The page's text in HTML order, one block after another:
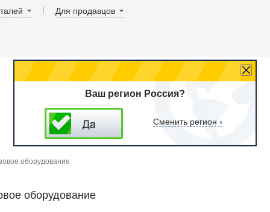
Для продавцов
Ваш регион Россия?
Сменить регион ›
оборудование
оборудование